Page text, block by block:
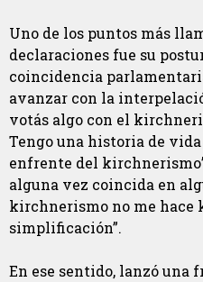
Uno de los puntos más
declaraciones fue su
coincidencia
avanzar con la
votás algo con el
Tengo una historia de
enfrente del
alguna vez coincida en
kirchnerismo no me hace
simplificación”.
En ese sentido, lanzó una